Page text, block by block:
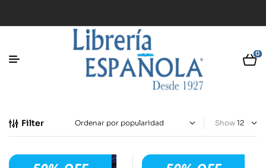
0
Filter Show